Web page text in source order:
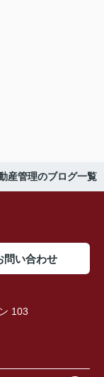
産管理のブログ一覧
問い合わせ
103